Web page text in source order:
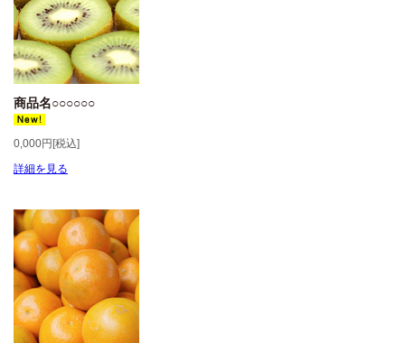
商品名○○○○○○
0,000円[税込]
詳細を見る